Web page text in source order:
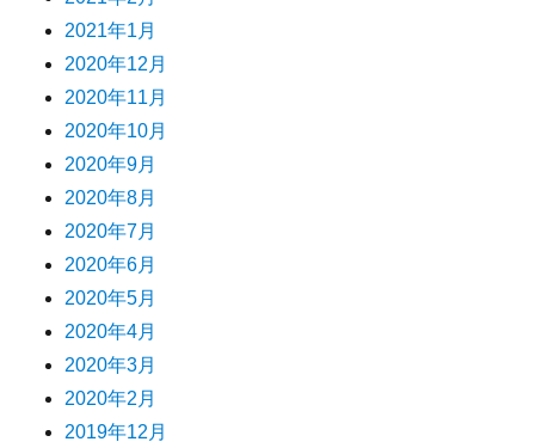
2021年1月
2020年12月
2020年11月
2020年10月
2020年9月
2020年8月
2020年7月
2020年6月
2020年5月
2020年4月
2020年3月
2020年2月
2019年12月